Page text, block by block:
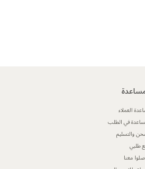
العملاء
في الطلب
والتسليم
طلبي
معنا